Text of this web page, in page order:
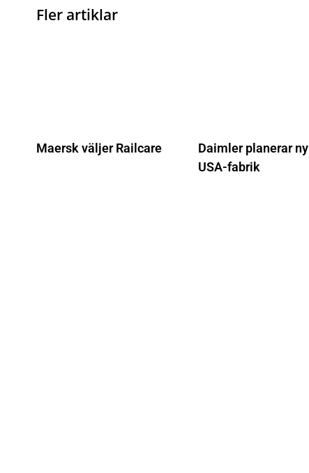
Fler artiklar
Maersk väljer Railcare
Daimler planerar ny
USA-fabrik